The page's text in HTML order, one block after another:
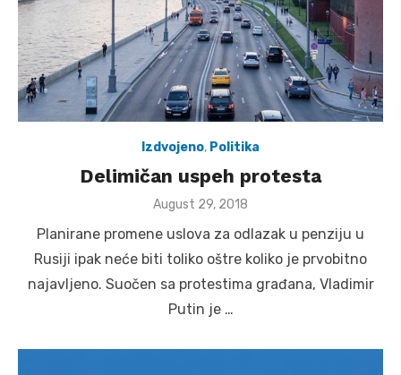
Izdvojeno, Politika
Delimičan uspeh protesta
Posted
August 29, 2018
Planirane promene uslova za odlazak u penziju u
Rusiji ipak neće biti toliko oštre koliko je prvobitno
najavljeno. Suočen sa protestima građana, Vladimir
Putin je …